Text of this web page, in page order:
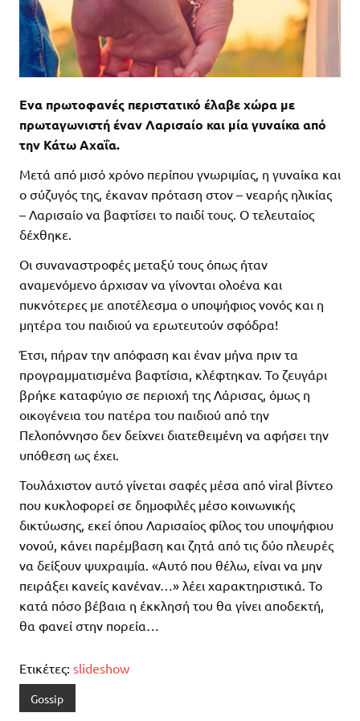
Eνα πρωτοφανές περιστατικό έλαβε χώρα με
πρωταγωνιστή έναν Λαρισαίο και μία γυναίκα από
την Κάτω Αχαΐα.
Μετά από μισό χρόνο περίπου γνωριμίας, η γυναίκα και
ο σύζυγός της, έκαναν πρόταση στον – νεαρής ηλικίας
– Λαρισαίο να βαφτίσει το παιδί τους. Ο τελευταίος
δέχθηκε.
Οι συναναστροφές μεταξύ τους όπως ήταν
αναμενόμενο άρχισαν να γίνονται ολοένα και
πυκνότερες με αποτέλεσμα ο υποψήφιος νονός και η
μητέρα του παιδιού να ερωτευτούν σφόδρα!
Έτσι, πήραν την απόφαση και έναν μήνα πριν τα
προγραμματισμένα βαφτίσια, κλέφτηκαν. Το ζευγάρι
βρήκε καταφύγιο σε περιοχή της Λάρισας, όμως η
οικογένεια του πατέρα του παιδιού από την
Πελοπόννησο δεν δείχνει διατεθειμένη να αφήσει την
υπόθεση ως έχει.
Τουλάχιστον αυτό γίνεται σαφές μέσα από viral βίντεο
που κυκλοφορεί σε δημοφιλές μέσο κοινωνικής
δικτύωσης, εκεί όπου Λαρισαίος φίλος του υποψήφιου
νονού, κάνει παρέμβαση και ζητά από τις δύο πλευρές
να δείξουν ψυχραιμία. «Αυτό που θέλω, είναι να μην
πειράξει κανείς κανέναν…» λέει χαρακτηριστικά. Το
κατά πόσο βέβαια η έκκλησή του θα γίνει αποδεκτή,
θα φανεί στην πορεία…
Ετικέτες: slideshow
Gossip